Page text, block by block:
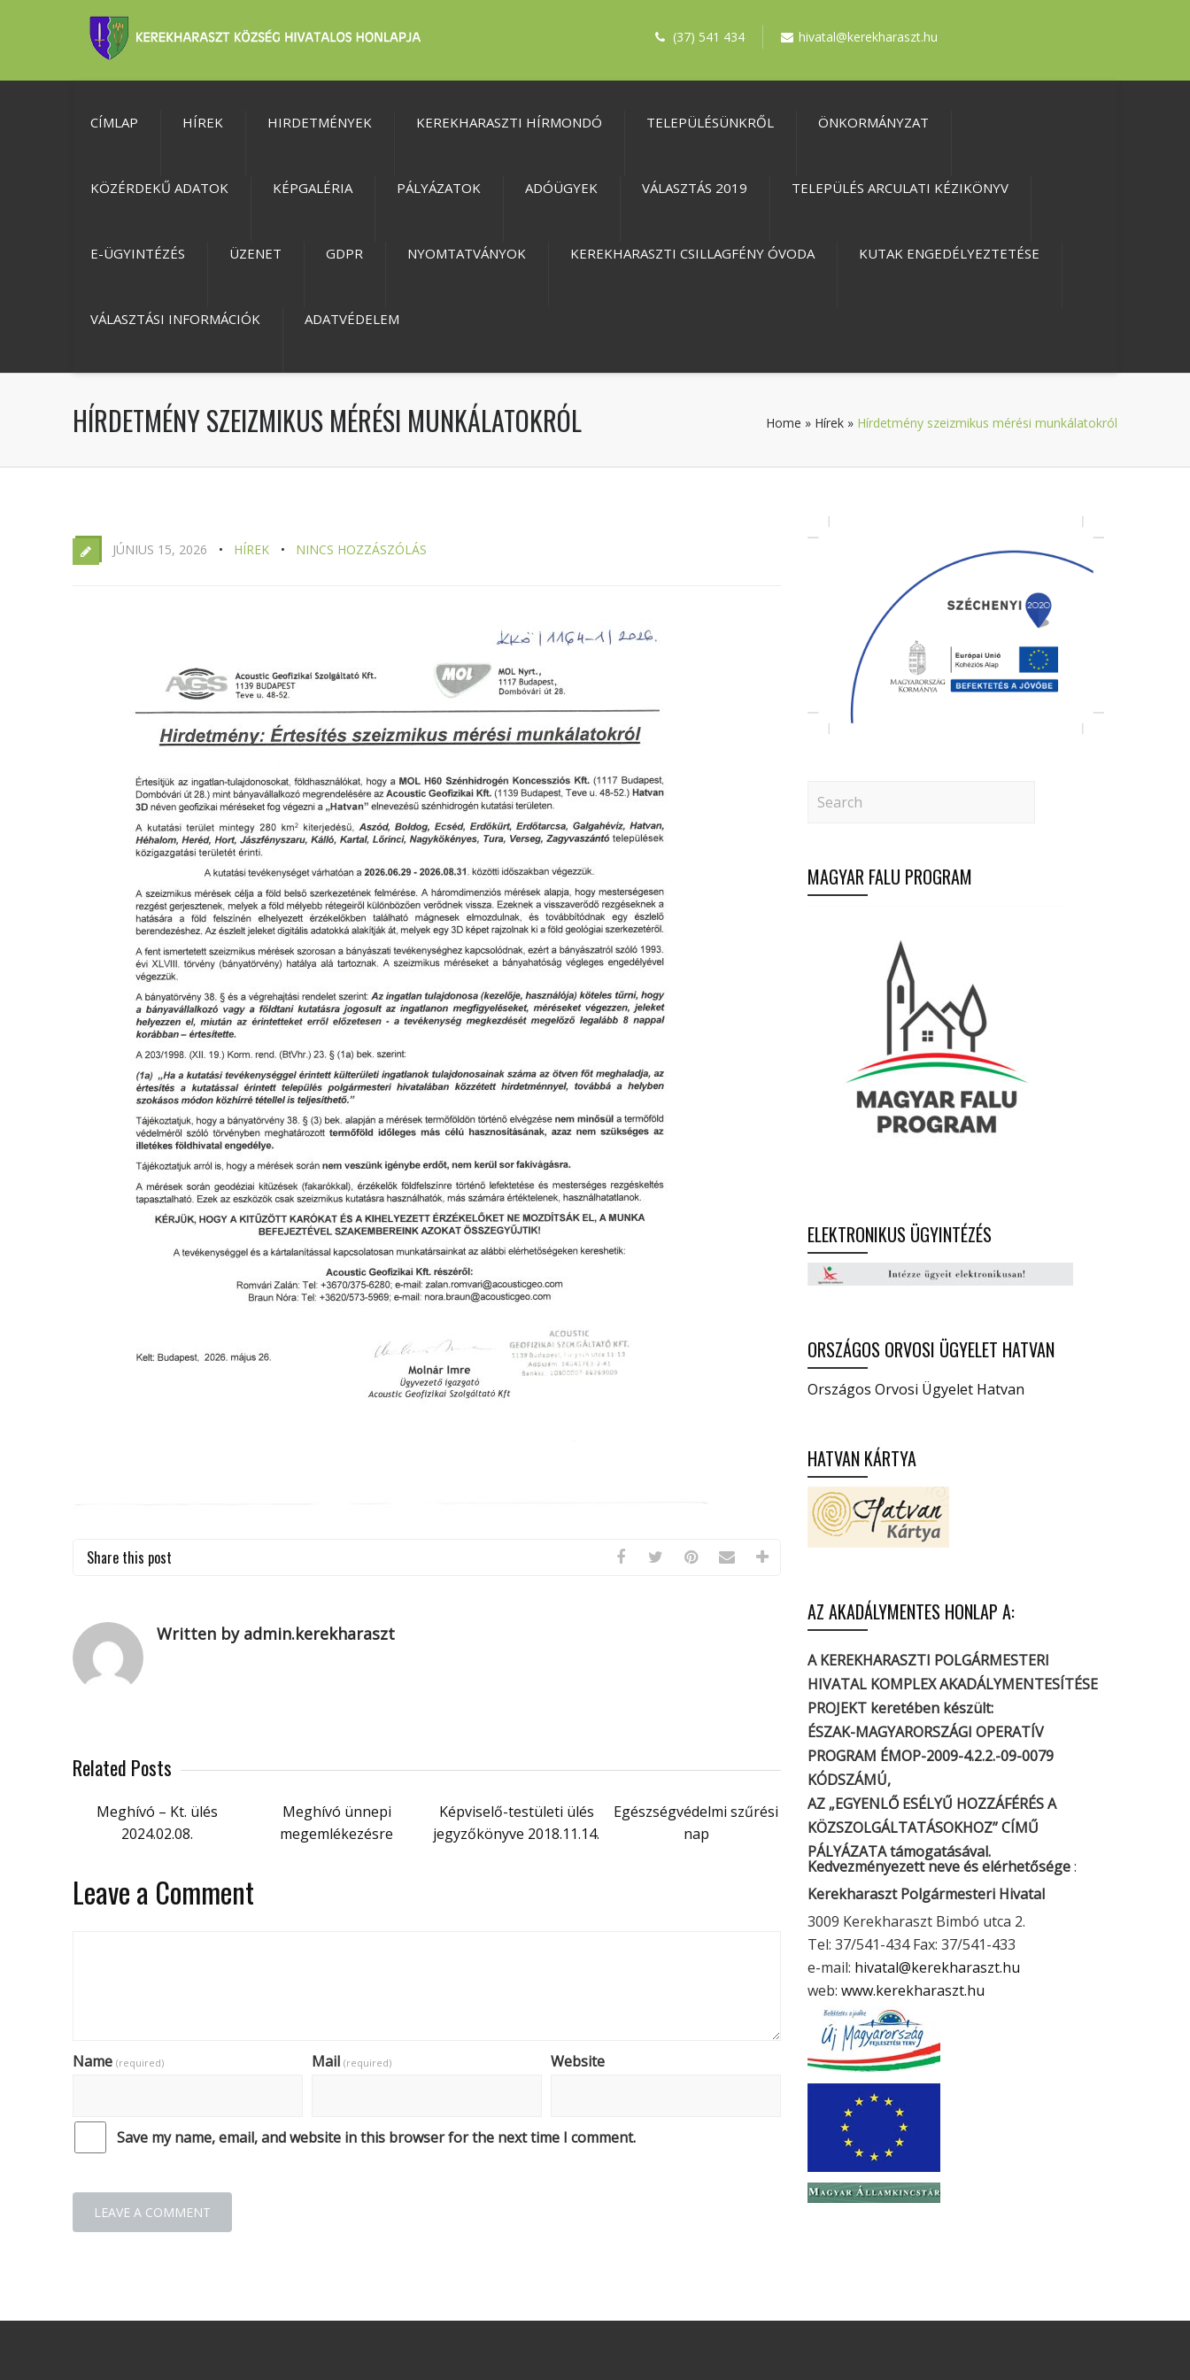
(37) 541 434 hivatal@kerekharaszt.hu
CÍMLAP HÍREK HIRDETMÉNYEK KEREKHARASZTI HÍRMONDÓ TELEPÜLÉSÜNKRŐL ÖNKORMÁNYZAT
KÖZÉRDEKŰ ADATOK KÉPGALÉRIA PÁLYÁZATOK ADÓÜGYEK VÁLASZTÁS 2019 TELEPÜLÉS ARCULATI KÉZIKÖNYV
E-ÜGYINTÉZÉS ÜZENET GDPR NYOMTATVÁNYOK KEREKHARASZTI CSILLAGFÉNY ÓVODA KUTAK ENGEDÉLYEZTETÉSE
VÁLASZTÁSI INFORMÁCIÓK ADATVÉDELEM
HÍRDETMÉNY SZEIZMIKUS MÉRÉSI MUNKÁLATOKRÓL Home » Hírek » Hírdetmény szeizmikus mérési munkálatokról
JÚNIUS 15, 2026 HÍREK NINCS HOZZÁSZÓLÁS
Share this post
Written by admin.kerekharaszt
Related Posts
Meghívó – Kt. ülés
2024.02.08.
Meghívó ünnepi
megemlékezésre
Képviselő-testületi ülés
jegyzőkönyve 2018.11.14.
Egészségvédelmi szűrési
nap
Leave a Comment
Name (required) Mail (required) Website
Save my name, email, and website in this browser for the next time I comment.
MAGYAR FALU PROGRAM
ELEKTRONIKUS ÜGYINTÉZÉS
ORSZÁGOS ORVOSI ÜGYELET HATVAN
Országos Orvosi Ügyelet Hatvan
HATVAN KÁRTYA
AZ AKADÁLYMENTES HONLAP A:
A KEREKHARASZTI POLGÁRMESTERI
HIVATAL KOMPLEX AKADÁLYMENTESÍTÉSE
PROJEKT keretében készült:
ÉSZAK-MAGYARORSZÁGI OPERATÍV
PROGRAM ÉMOP-2009-4.2.2.-09-0079
KÓDSZÁMÚ,
AZ „EGYENLŐ ESÉLYŰ HOZZÁFÉRÉS A
KÖZSZOLGÁLTATÁSOKHOZ” CÍMŰ
PÁLYÁZATA támogatásával.
Kedvezményezett neve és elérhetősége:
Kerekharaszt Polgármesteri Hivatal
3009 Kerekharaszt Bimbó utca 2.
Tel: 37/541-434 Fax: 37/541-433
e-mail: hivatal@kerekharaszt.hu
web: www.kerekharaszt.hu